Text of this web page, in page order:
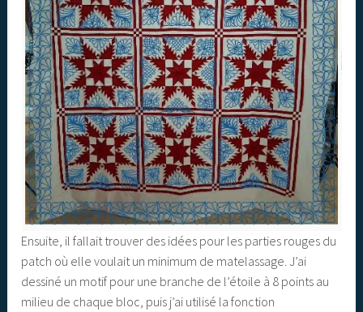
Ensuite, il fallait trouver des idées pour les parties rouges du
patch où elle voulait un minimum de matelassage. J’ai
dessiné un motif pour une branche de l’étoile à 8 points au
milieu de chaque bloc, puis j’ai utilisé la fonction